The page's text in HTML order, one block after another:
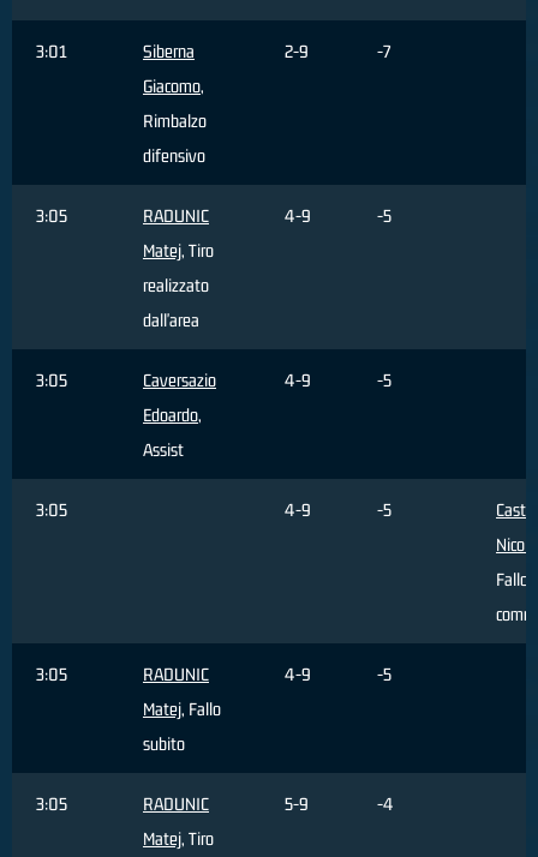
3:01
Siberna
Giacomo,
Rimbalzo
difensivo
2-9 -7
3:05
RADUNIC
Matej, Tiro
realizzato
dall'area
4-9 -5
3:05
Caversazio
Edoardo,
Assist
4-9 -5
3:05 4-9 -5
Nicolò
Fallo
3:05
RADUNIC
Matej, Fallo
subito
4-9 -5
3:05
RADUNIC
Matej, Tiro
5-9 -4